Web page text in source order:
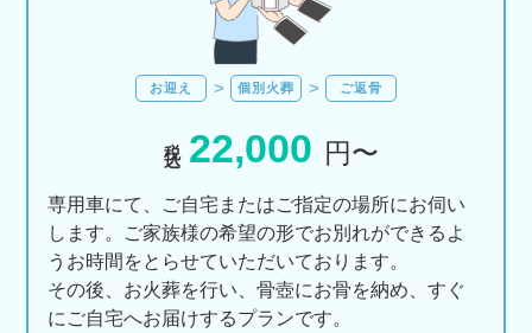
お迎え 個別火葬 ご返骨
22,000 円〜
専用車にて、ご自宅またはご指定の場所にお伺い
します。ご家族様の希望の形でお別れができるよ
うお時間をとらせていただいております。
その後、お火葬を行い、骨壺にお骨を納め、すぐ
にご自宅へお届けするプランです。